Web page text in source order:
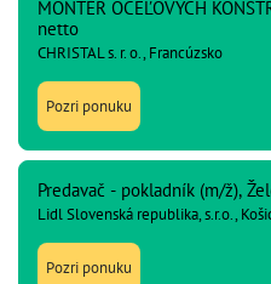
MONTÉR OCEĽOVÝCH
netto
CHRISTAL s. r. o., Francúzsko
Pozri ponuku
Predavač - pokladník (m/ž),
Lidl Slovenská republika, s.r.o.,
Pozri ponuku